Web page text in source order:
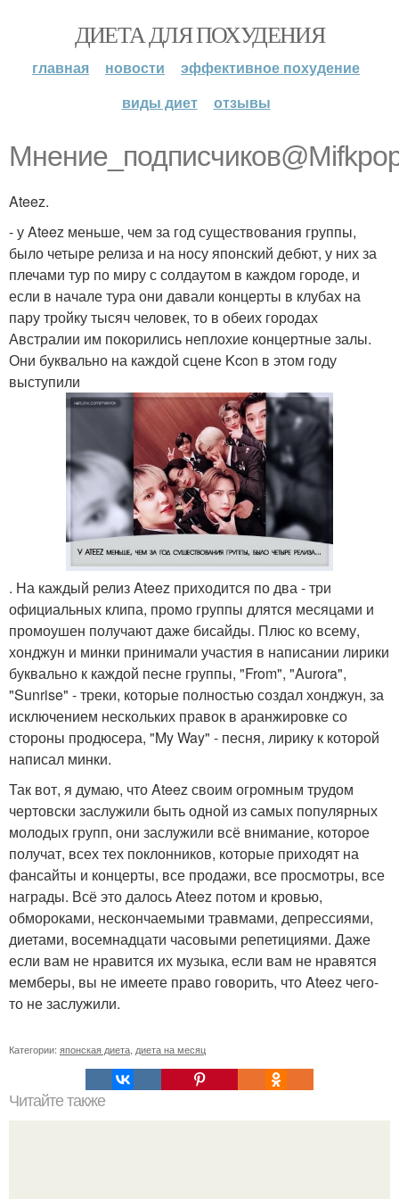
ДИЕТА ДЛЯ ПОХУДЕНИЯ
главная новости
эффективное похудение
виды диет
отзывы
Ateez.
- у Ateez меньше, чем за год существования группы,
было четыре релиза и на носу японский дебют, у них за
плечами тур по миру с солдаутом в каждом городе, и
если в начале тура они давали концерты в клубах на
пару тройку тысяч человек, то в обеих городах
Австралии им покорились неплохие концертные залы.
Они буквально на каждой сцене Kcon в этом году
выступили
. На каждый релиз Ateez приходится по два - три
официальных клипа, промо группы длятся месяцами и
промоушен получают даже бисайды. Плюс ко всему,
хонджун и минки принимали участия в написании лирики
буквально к каждой песне группы, "From", "Aurora",
"Sunrise" - треки, которые полностью создал хонджун, за
исключением нескольких правок в аранжировке со
стороны продюсера, "My Way" - песня, лирику к которой
написал минки.
Так вот, я думаю, что Ateez своим огромным трудом
чертовски заслужили быть одной из самых популярных
молодых групп, они заслужили всё внимание, которое
получат, всех тех поклонников, которые приходят на
фансайты и концерты, все продажи, все просмотры, все
награды. Всё это далось Ateez потом и кровью,
обмороками, нескончаемыми травмами, депрессиями,
диетами, восемнадцати часовыми репетициями. Даже
если вам не нравится их музыка, если вам не нравятся
мемберы, вы не имеете право говорить, что Ateez чего-
то не заслужили.
Категории: японская диета диета на месяц
Читайте также